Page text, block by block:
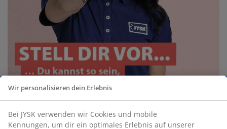
Wir personalisieren dein Erlebnis
Bei JYSK verwenden wir Cookies und mobile
Kennungen, um dir ein optimales Erlebnis auf unserer